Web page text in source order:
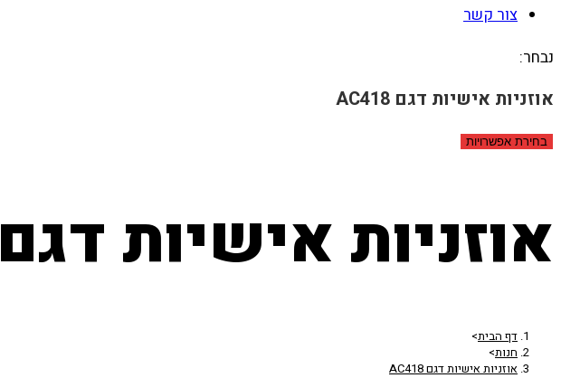
צור קשר
נבחר:
אוזניות אישיות דגם AC418
בחירת אפשרויות
אוזניות אישיות דגם AC418
דף הבית>
חנות>
אוזניות אישיות דגם AC418